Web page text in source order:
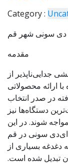
Category :
دی سونی شهر قم
مقدمه
جدایی‌ناپذیر از
ارائه محصولاتی
در صدر انتخاب
دستگاه‌ها نیز
شوند. در این
سونی در قم
بسیاری از
تبدیل شده است.